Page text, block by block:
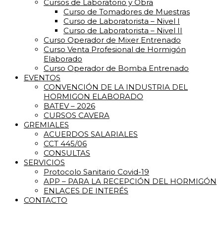
Cursos de Laboratorio y Obra
Curso de Tomadores de Muestras
Curso de Laboratorista – Nivel I
Curso de Laboratorista – Nivel II
Curso Operador de Mixer Entrenado
Curso Venta Profesional de Hormigón
Elaborado
Curso Operador de Bomba Entrenado
EVENTOS
CONVENCIÓN DE LA INDUSTRIA DEL
HORMIGON ELABORADO
BATEV – 2026
CURSOS CAVERA
GREMIALES
ACUERDOS SALARIALES
CCT 445/06
CONSULTAS
SERVICIOS
Protocolo Sanitario Covid-19
APP – PARA LA RECEPCIÓN DEL HORMIGÓN
ENLACES DE INTERÉS
CONTACTO